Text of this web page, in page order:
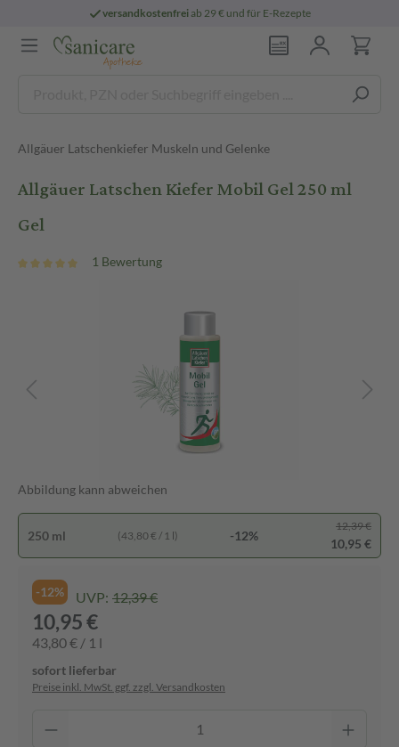
versandkostenfreiab 29 € und für E-Rezepte
Allgäuer Latschenkiefer Muskeln und Gelenke
Allgäuer Latschen Kiefer Mobil Gel 250 ml
Gel
1 Bewertung
Abbildung kann abweichen
250 ml (43,80 € / 1 l) -12%
12,39 €
10,95 €
-12% UVP: 12,39 €
10,95 €
43,80 € / 1 l
sofort lieferbar
Preise inkl. MwSt. ggf. zzgl. Versandkosten